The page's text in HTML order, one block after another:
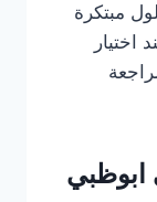
مبتكرة
اختيار
ابوظبي